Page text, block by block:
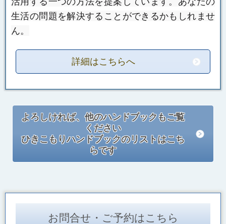
生活の問題を解決することができるかもしれませ
ん。
詳細はこちらへ
よろしければ、他のハンドブックもご覧
ください
ひきこもりハンドブックのリストはこち
らです
お問合せ・ご予約はこちら